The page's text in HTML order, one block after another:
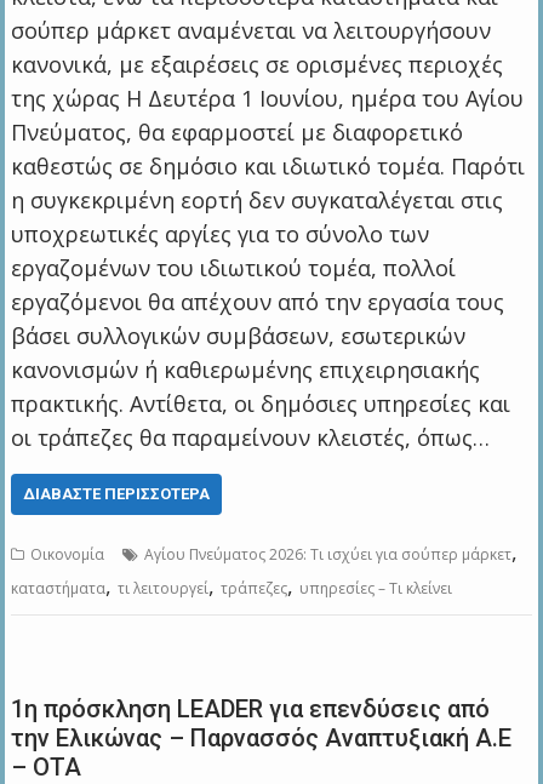
σούπερ μάρκετ αναμένεται να λειτουργήσουν
κανονικά, με εξαιρέσεις σε ορισμένες περιοχές
της χώρας Η Δευτέρα 1 Ιουνίου, ημέρα του Αγίου
Πνεύματος, θα εφαρμοστεί με διαφορετικό
καθεστώς σε δημόσιο και ιδιωτικό τομέα. Παρότι
η συγκεκριμένη εορτή δεν συγκαταλέγεται στις
υποχρεωτικές αργίες για το σύνολο των
εργαζομένων του ιδιωτικού τομέα, πολλοί
εργαζόμενοι θα απέχουν από την εργασία τους
βάσει συλλογικών συμβάσεων, εσωτερικών
κανονισμών ή καθιερωμένης επιχειρησιακής
πρακτικής. Αντίθετα, οι δημόσιες υπηρεσίες και
οι τράπεζες θα παραμείνουν κλειστές, όπως…
ΔΙΑΒΆΣΤΕ ΠΕΡΙΣΣΌΤΕΡΑ
Οικονομία Αγίου Πνεύματος 2026: Τι ισχύει για σούπερ μάρκετ,
καταστήματα,τι λειτουργεί,τράπεζες, υπηρεσίες – Τι κλείνει
1η πρόσκληση LEADER για επενδύσεις από
την Ελικώνας – Παρνασσός Αναπτυξιακή Α.Ε
– ΟΤΑ